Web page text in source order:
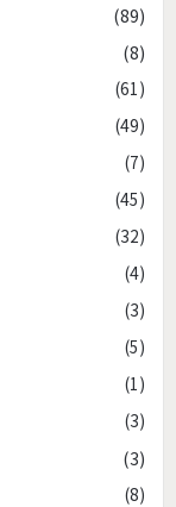
(89)
(8)
(61)
(49)
(7)
(45)
(32)
(4)
(3)
(5)
(1)
(3)
(3)
(8)